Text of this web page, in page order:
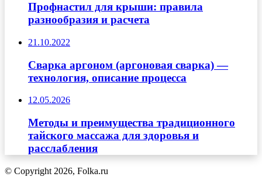
Профнастил для крыши: правила
разнообразия и расчета
21.10.2022
Сварка аргоном (аргоновая сварка) —
технология, описание процесса
12.05.2026
Методы и преимущества традиционного
тайского массажа для здоровья и
расслабления
© Copyright 2026, Folka.ru